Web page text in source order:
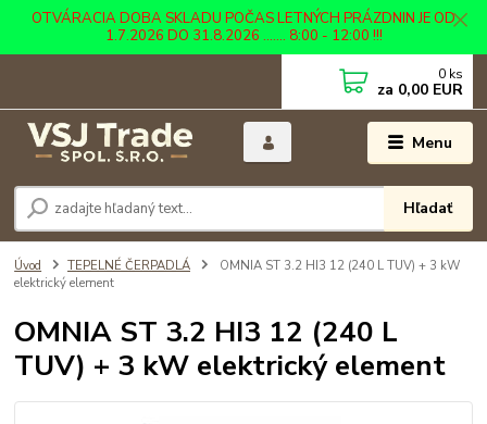
OTVÁRACIA DOBA SKLADU POČAS LETNÝCH PRÁZDNIN JE OD
1.7.2026 DO 31.8.2026 ....... 8:00 - 12:00 !!!
Menu
Hľadať
0 ks
za 0,00 EUR
Úvod TEPELNÉ ČERPADLÁ
OMNIA ST 3.2 HI3 12 (240 L TUV) + 3 kW
elektrický element
OMNIA ST 3.2 HI3 12 (240 L
TUV) + 3 kW elektrický element